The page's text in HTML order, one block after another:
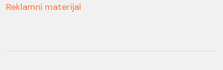
Reklamni materijal